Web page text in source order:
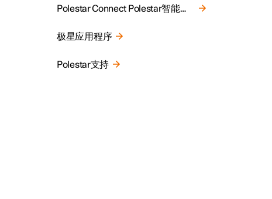
Polestar Connect Polestar智能互联提供的道路救援
极星应用程序
Polestar支持